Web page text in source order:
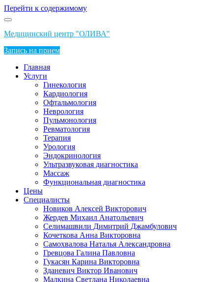
Перейти к содержимому
Медицинский центр "ОЛИВА"
Запись на прием
Главная
Услуги
Гинекология
Кардиология
Офтальмология
Неврология
Пульмонология
Ревматология
Терапия
Урология
Эндокринология
Ультразвуковая диагностика
Массаж
Функциональная диагностика
Цены
Специалисты
Новиков Алексей Викторович
Жердев Михаил Анатольевич
Селимашвили Димитрий Джамбулович
Кочеткова Анна Викторовна
Самохвалова Наталья Александровна
Гревцова Галина Павловна
Гукасян Карина Викторовна
Зданевич Виктор Иванович
Малкина Светлана Николаевна